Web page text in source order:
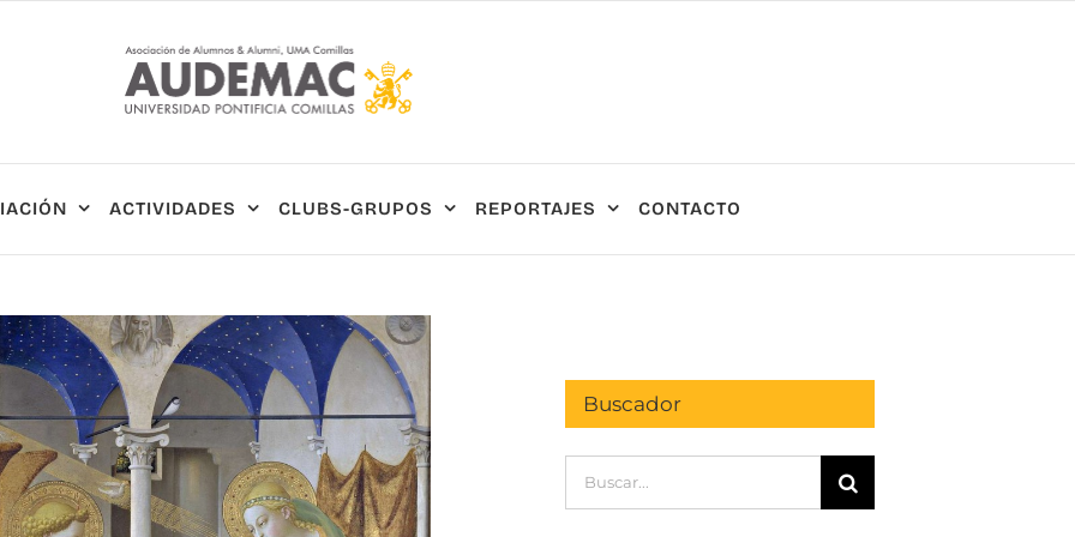
ACTIVIDADES CLUBS-GRUPOS REPORTAJES CONTACTO
Buscador